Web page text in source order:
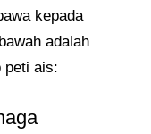
kepada
adalah
peti ais: